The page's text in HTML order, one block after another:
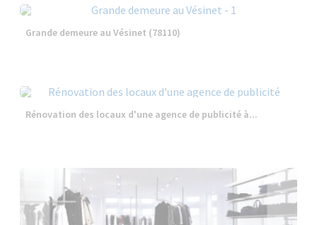
Grande demeure au Vésinet (78110)
Rénovation des locaux d'une agence de publicité à...